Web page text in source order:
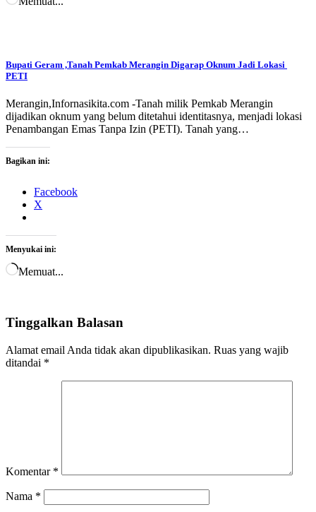
Bupati Geram ,Tanah Pemkab Merangin Digarap Oknum Jadi Lokasi
PETI
Merangin,Infornasikita.com -Tanah milik Pemkab Merangin
dijadikan oknum yang belum ditetahui identitasnya, menjadi lokasi
Penambangan Emas Tanpa Izin (PETI). Tanah yang…
Bagikan ini:
Facebook
X
Menyukai ini:
Memuat...
Tinggalkan Balasan
Alamat email Anda tidak akan dipublikasikan. Ruas yang wajib
ditandai *
Komentar *
Nama *